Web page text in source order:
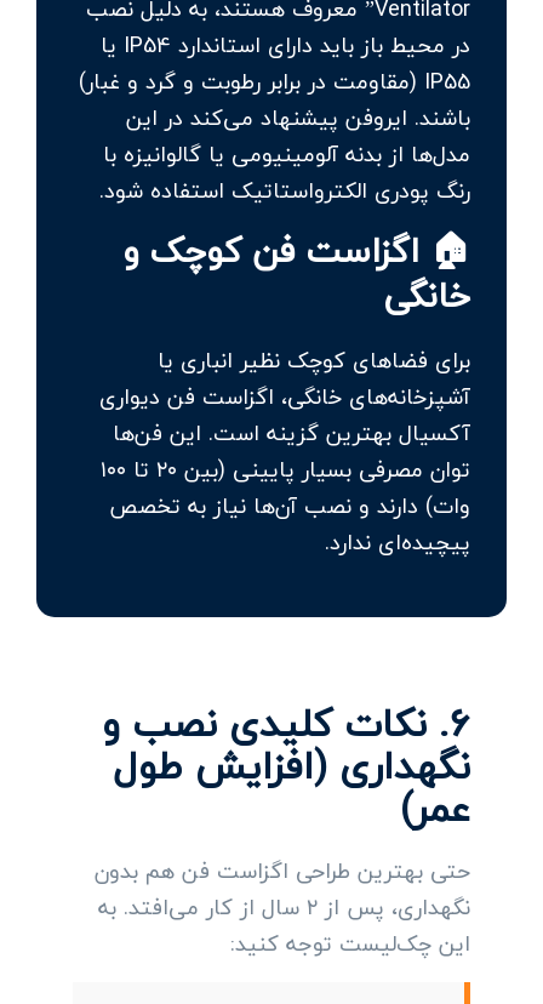
Ventilator” معروف هستند، به دلیل نصب
در محیط باز باید دارای استاندارد IP54 یا
IP55 (مقاومت در برابر رطوبت و گرد و غبار)
باشند. ایروفن پیشنهاد می‌کند در این
مدل‌ها از بدنه آلومینیومی یا گالوانیزه با
رنگ پودری الکترواستاتیک استفاده شود.
🏠 اگزاست فن کوچک و
خانگی
برای فضاهای کوچک نظیر انباری یا
آشپزخانه‌های خانگی، اگزاست فن دیواری
آکسیال بهترین گزینه است. این فن‌ها
توان مصرفی بسیار پایینی (بین ۲۰ تا ۱۰۰
وات) دارند و نصب آن‌ها نیاز به تخصص
پیچیده‌ای ندارد.
۶. نکات کلیدی نصب و
نگهداری (افزایش طول
عمر)
حتی بهترین طراحی اگزاست فن هم بدون
نگهداری، پس از ۲ سال از کار می‌افتد. به
این چک‌لیست توجه کنید: